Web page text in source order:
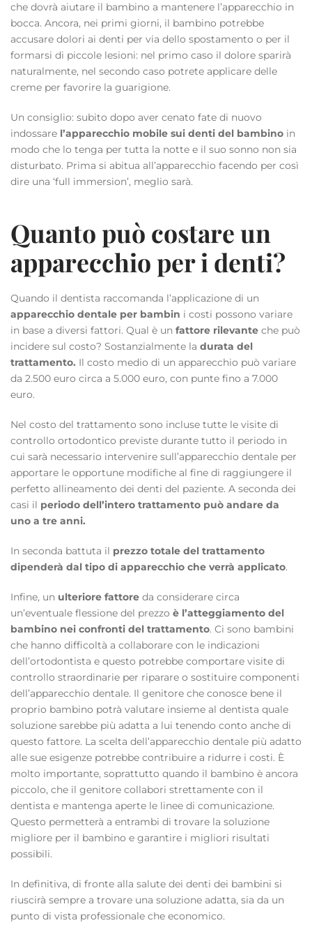
che dovrà aiutare il bambino a mantenere l’apparecchio in
bocca. Ancora, nei primi giorni, il bambino potrebbe
accusare dolori ai denti per via dello spostamento o per il
formarsi di piccole lesioni: nel primo caso il dolore sparirà
naturalmente, nel secondo caso potrete applicare delle
creme per favorire la guarigione.
Un consiglio: subito dopo aver cenato fate di nuovo
indossare l’apparecchio mobile sui denti del bambino in
modo che lo tenga per tutta la notte e il suo sonno non sia
disturbato. Prima si abitua all’apparecchio facendo per così
dire una ‘full immersion’, meglio sarà.
Quanto può costare un
apparecchio per i denti?
Quando il dentista raccomanda l’applicazione di un
apparecchio dentale per bambin i costi possono variare
in base a diversi fattori. Qual è un fattore rilevante che può
incidere sul costo? Sostanzialmente la durata del
trattamento. Il costo medio di un apparecchio può variare
da 2.500 euro circa a 5.000 euro, con punte fino a 7.000
euro.
Nel costo del trattamento sono incluse tutte le visite di
controllo ortodontico previste durante tutto il periodo in
cui sarà necessario intervenire sull’apparecchio dentale per
apportare le opportune modifiche al fine di raggiungere il
perfetto allineamento dei denti del paziente. A seconda dei
casi il periodo dell’intero trattamento può andare da
uno a tre anni.
In seconda battuta il prezzo totale del trattamento
dipenderà dal tipo di apparecchio che verrà applicato.
Infine, un ulteriore fattore da considerare circa
un’eventuale flessione del prezzo è l’atteggiamento del
bambino nei confronti del trattamento. Ci sono bambini
che hanno difficoltà a collaborare con le indicazioni
dell’ortodontista e questo potrebbe comportare visite di
controllo straordinarie per riparare o sostituire componenti
dell’apparecchio dentale. Il genitore che conosce bene il
proprio bambino potrà valutare insieme al dentista quale
soluzione sarebbe più adatta a lui tenendo conto anche di
questo fattore. La scelta dell’apparecchio dentale più adatto
alle sue esigenze potrebbe contribuire a ridurre i costi. È
molto importante, soprattutto quando il bambino è ancora
piccolo, che il genitore collabori strettamente con il
dentista e mantenga aperte le linee di comunicazione.
Questo permetterà a entrambi di trovare la soluzione
migliore per il bambino e garantire i migliori risultati
possibili.
In definitiva, di fronte alla salute dei denti dei bambini si
riuscirà sempre a trovare una soluzione adatta, sia da un
punto di vista professionale che economico.